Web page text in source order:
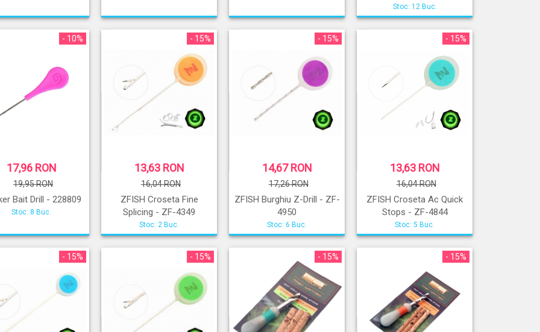
Stoc: 12 Buc.
- 10%
17,96 RON
19,95 RON
Bait Drill - 228809
Stoc: 8 Buc.
- 15%
13,63 RON
16,04 RON
ZFISH Croseta Fine
Splicing - ZF-4349
Stoc: 2 Buc.
- 15%
14,67 RON
17,26 RON
ZFISH Burghiu Z-Drill - ZF-
4950
Stoc: 6 Buc.
- 15%
13,63 RON
16,04 RON
ZFISH Croseta Ac Quick
Stops - ZF-4844
Stoc: 5 Buc.
- 15% - 15% - 15% - 15%